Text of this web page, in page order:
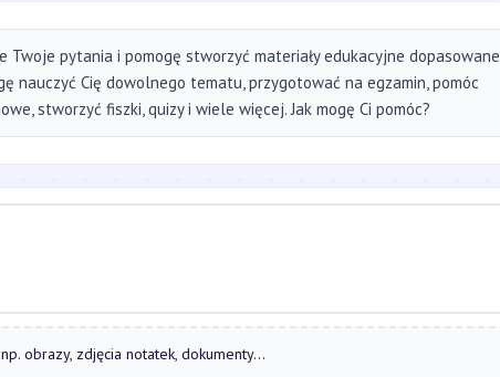
Twoje pytania i pomogę stworzyć materiały edukacyjne dopasowane
nauczyć Cię dowolnego tematu, przygotować na egzamin, pomóc
stworzyć fiszki, quizy i wiele więcej. Jak mogę Ci pomóc?
obrazy, zdjęcia notatek, dokumenty...